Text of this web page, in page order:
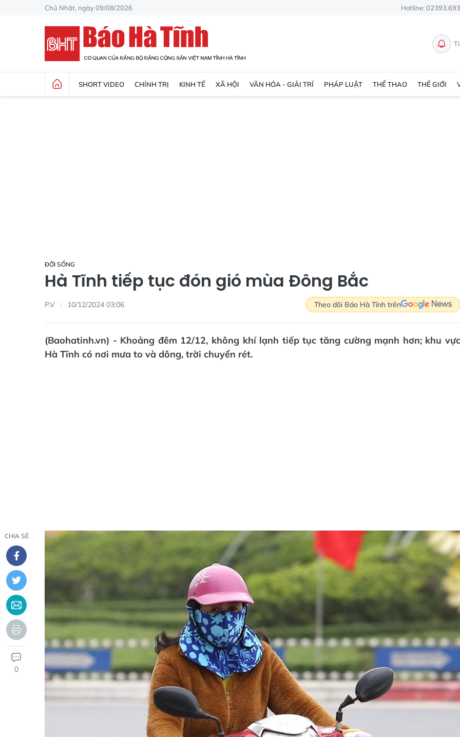
Chủ Nhật, ngày 09/08/2026 Hotline:
SHORT VIDEO CHÍNH TRỊ KINH TẾ XÃ HỘI VĂN HÓA - GIẢI TRÍ PHÁP LUẬT THỂ THAO THẾ GIỚI
ĐỜI SỐNG
Hà Tĩnh tiếp tục đón gió mùa Đông Bắc
P.V 10/12/2024 03:06 Theo dõi Báo Hà Tĩnh trên
(Baohatinh.vn) - Khoảng đêm 12/12, không khí lạnh tiếp tục tăng cường mạnh hơn; khu vực
Hà Tĩnh có nơi mưa to và dông, trời chuyển rét.
CHIA SẺ
0